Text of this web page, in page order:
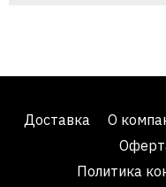
Доставка О
Политика